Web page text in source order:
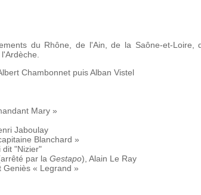
du Rhône, de l'Ain, de la Saône-et-
Chambonnet puis Alban Vistel
Mary »
Jaboulay
Blanchard »
dit "Nizier"
par la Gestapo), Alain Le Ray
Geniès « Legrand »